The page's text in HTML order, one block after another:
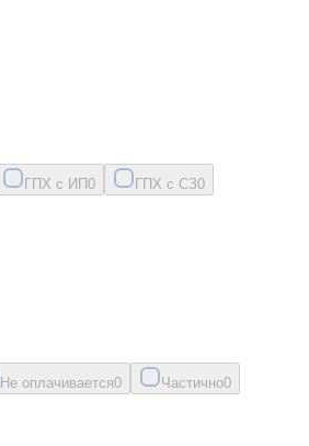
ГПХ с ИП0 ГПХ с СЗ0
Не оплачивается0 Частично0